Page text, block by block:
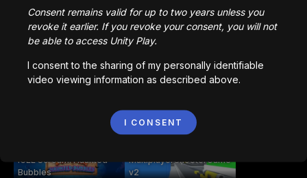
Bored Ape || Head Volley Vortex.io
NIMRODS
294,089
回プレイ
ICEE Scream: Haunted
Bubbles
MultiplayerShooterGame
v2
Consent remains valid for up to two years unless you
revoke it earlier. If you revoke your consent, you will not
be able to access Unity Play.
I consent to the sharing of my personally identifiable
video viewing information as described above.
I CONSENT